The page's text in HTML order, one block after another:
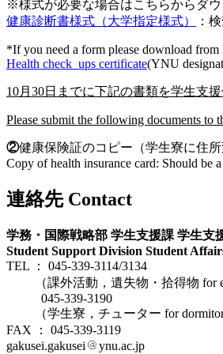
※様式が必要な場合はこちらからダウ
健康診断書様式（大学指定様式）
：
*If you need a form please download from
Health check_ups certificate(YNU
10月30日までに下記の書類を学生支
Please submit the following documents to
②健康保険証のコピー（学生寮に住
Copy of health insurance card: Should be
連絡先 Contact
学務・国際戦略部 学生支援課 学生支
Student Support Division Student
TEL ： 045-339-3114/3134
（課外活動，遺失物・拾得物 for
045-339-3190
（学生寮，チューター for
FAX ： 045-339-3119
gakusei.gakusei
ynu.ac.jp